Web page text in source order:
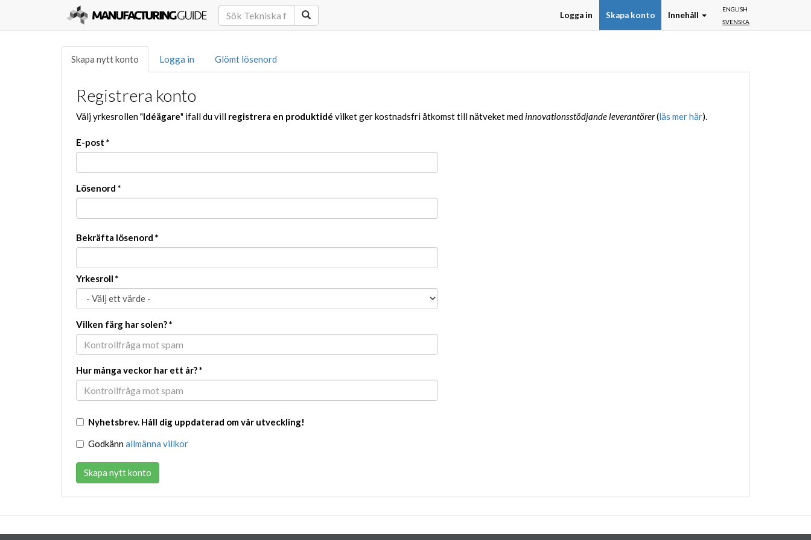
ENGLISH
SVENSKA
Logga in Skapa konto Innehåll
Skapa nytt konto Logga in Glömt lösenord
Registrera konto
Välj yrkesrollen "Idéägare" ifall du vill registrera en produktidé vilket ger kostnadsfri åtkomst till nätveket medinnovationsstödjande leverantörer(läs mer här).
E-post *
Lösenord *
Bekräfta lösenord *
Yrkesroll *
Vilken färg har solen?*
Hur många veckor har ett år?*
Nyhetsbrev. Håll dig uppdaterad om vår utveckling!
Godkännallmänna villkor
Skapa nytt konto